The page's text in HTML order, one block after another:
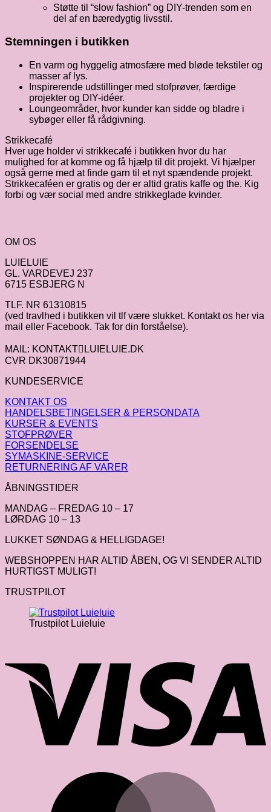
Støtte til “slow fashion” og DIY-trenden som en
del af en bæredygtig livsstil.
Stemningen i butikken
En varm og hyggelig atmosfære med bløde tekstiler og
masser af lys.
Inspirerende udstillinger med stofprøver, færdige
projekter og DIY-idéer.
Loungeområder, hvor kunder kan sidde og bladre i
sybøger eller få rådgivning.
Strikkecafé
Hver uge holder vi strikkecafé i butikken hvor du har
mulighed for at komme og få hjælp til dit projekt. Vi hjælper
også gerne med at finde garn til et nyt spændende projekt.
Strikkecaféen er gratis og der er altid gratis kaffe og the. Kig
forbi og vær social med andre strikkeglade kvinder.
OM OS
LUIELUIE
GL. VARDEVEJ 237
6715 ESBJERG N
TLF. NR 61310815
(ved travlhed i butikken vil tlf være slukket. Kontakt os her via
mail eller Facebook. Tak for din forståelse).
MAIL: KONTAKTLUIELUIE.DK
CVR DK30871944
KUNDESERVICE
KONTAKT OS
HANDELSBETINGELSER & PERSONDATA
KURSER & EVENTS
STOFPRØVER
FORSENDELSE
SYMASKINE-SERVICE
RETURNERING AF VARER
ÅBNINGSTIDER
MANDAG – FREDAG 10 – 17
LØRDAG 10 – 13
LUKKET SØNDAG & HELLIGDAGE!
WEBSHOPPEN HAR ALTID ÅBEN, OG VI SENDER ALTID
HURTIGST MULIGT!
TRUSTPILOT
Trustpilot Luieluie